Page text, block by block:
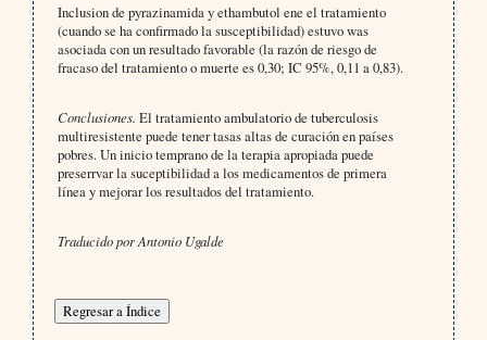
Inclusion de pyrazinamida y ethambutol ene el tratamiento
(cuando se ha confirmado la susceptibilidad) estuvo was
asociada con un resultado favorable (la razón de riesgo de
fracaso del tratamiento o muerte es 0,30; IC 95%, 0,11 a 0,83).
Conclusiones. El tratamiento ambulatorio de tuberculosis
multiresistente puede tener tasas altas de curación en países
pobres. Un inicio temprano de la terapia apropiada puede
preserrvar la suceptibilidad a los medicamentos de primera
línea y mejorar los resultados del tratamiento.
Traducido por Antonio Ugalde